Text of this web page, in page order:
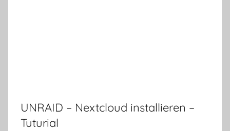
UNRAID – Nextcloud installieren –
Tuturial